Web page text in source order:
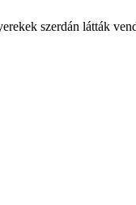
szerdán látták